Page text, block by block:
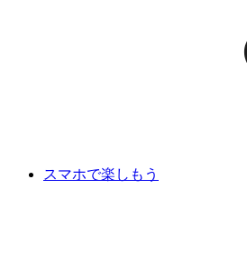
スマホで楽しもう